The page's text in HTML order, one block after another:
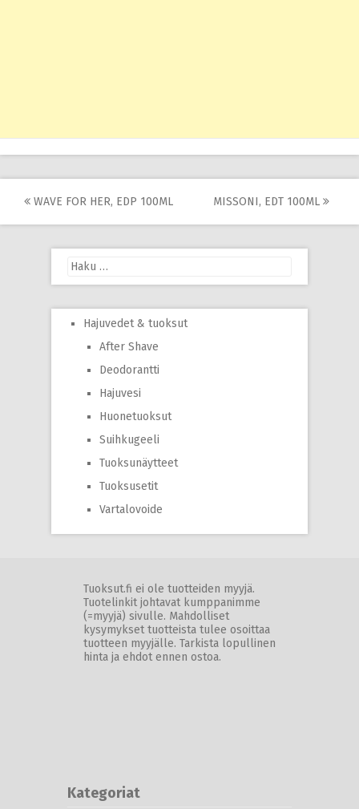
Post
navigation
WAVE FOR HER, EDP 100ML MISSONI, EDT 100ML
Haku:
Hajuvedet & tuoksut
After Shave
Deodorantti
Hajuvesi
Huonetuoksut
Suihkugeeli
Tuoksunäytteet
Tuoksusetit
Vartalovoide
Tuoksut.fi ei ole tuotteiden myyjä.
Tuotelinkit johtavat kumppanimme
(=myyjä) sivulle. Mahdolliset
kysymykset tuotteista tulee osoittaa
tuotteen myyjälle. Tarkista lopullinen
hinta ja ehdot ennen ostoa.
Kategoriat